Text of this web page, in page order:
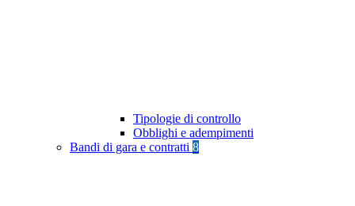
Tipologie di controllo
Obblighi e adempimenti
Bandi di gara e contratti 8